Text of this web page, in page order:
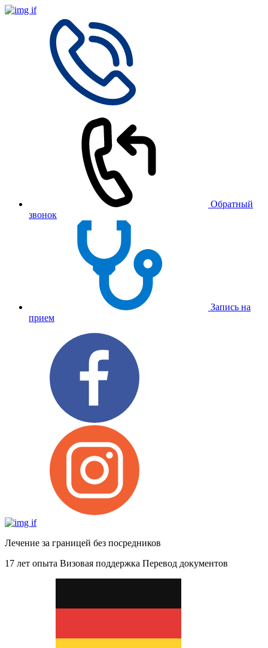
Обратный
звонок
Запись на
прием
Лечение за границей без посредников
17 лет опыта Визовая поддержка Перевод документов